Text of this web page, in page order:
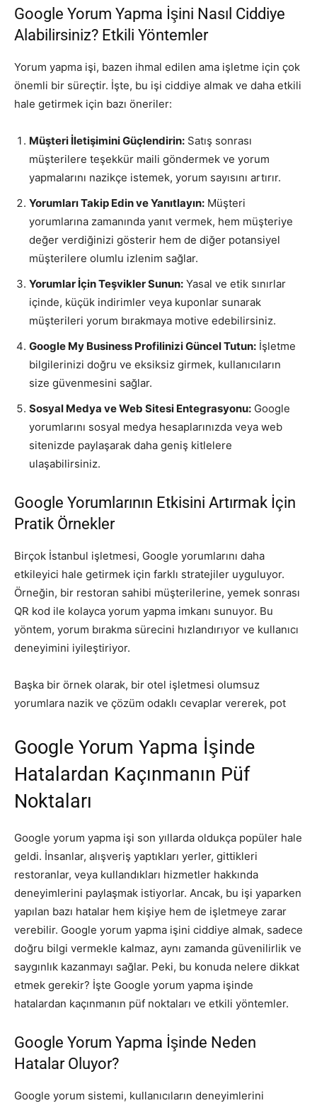
Google Yorum Yapma İşini Nasıl Ciddiye
Alabilirsiniz? Etkili Yöntemler
Yorum yapma işi, bazen ihmal edilen ama işletme için çok
önemli bir süreçtir. İşte, bu işi ciddiye almak ve daha etkili
hale getirmek için bazı öneriler:
Müşteri İletişimini Güçlendirin: Satış sonrası
müşterilere teşekkür maili göndermek ve yorum
yapmalarını nazikçe istemek, yorum sayısını artırır.
Yorumları Takip Edin ve Yanıtlayın: Müşteri
yorumlarına zamanında yanıt vermek, hem müşteriye
değer verdiğinizi gösterir hem de diğer potansiyel
müşterilere olumlu izlenim sağlar.
Yorumlar İçin Teşvikler Sunun: Yasal ve etik sınırlar
içinde, küçük indirimler veya kuponlar sunarak
müşterileri yorum bırakmaya motive edebilirsiniz.
Google My Business Profilinizi Güncel Tutun: İşletme
bilgilerinizi doğru ve eksiksiz girmek, kullanıcıların
size güvenmesini sağlar.
Sosyal Medya ve Web Sitesi Entegrasyonu: Google
yorumlarını sosyal medya hesaplarınızda veya web
sitenizde paylaşarak daha geniş kitlelere
ulaşabilirsiniz.
Google Yorumlarının Etkisini Artırmak İçin
Pratik Örnekler
Birçok İstanbul işletmesi, Google yorumlarını daha
etkileyici hale getirmek için farklı stratejiler uyguluyor.
Örneğin, bir restoran sahibi müşterilerine, yemek sonrası
QR kod ile kolayca yorum yapma imkanı sunuyor. Bu
yöntem, yorum bırakma sürecini hızlandırıyor ve kullanıcı
deneyimini iyileştiriyor.
Başka bir örnek olarak, bir otel işletmesi olumsuz
yorumlara nazik ve çözüm odaklı cevaplar vererek, pot
Google Yorum Yapma İşinde
Hatalardan Kaçınmanın Püf
Noktaları
Google yorum yapma işi son yıllarda oldukça popüler hale
geldi. İnsanlar, alışveriş yaptıkları yerler, gittikleri
restoranlar, veya kullandıkları hizmetler hakkında
deneyimlerini paylaşmak istiyorlar. Ancak, bu işi yaparken
yapılan bazı hatalar hem kişiye hem de işletmeye zarar
verebilir. Google yorum yapma işini ciddiye almak, sadece
doğru bilgi vermekle kalmaz, aynı zamanda güvenilirlik ve
saygınlık kazanmayı sağlar. Peki, bu konuda nelere dikkat
etmek gerekir? İşte Google yorum yapma işinde
hatalardan kaçınmanın püf noktaları ve etkili yöntemler.
Google Yorum Yapma İşinde Neden
Hatalar Oluyor?
Google yorum sistemi, kullanıcıların deneyimlerini